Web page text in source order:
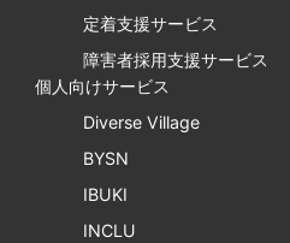
定着支援サービス
障害者採用支援サービス
個人向けサービス
Diverse Village
BYSN
IBUKI
INCLU